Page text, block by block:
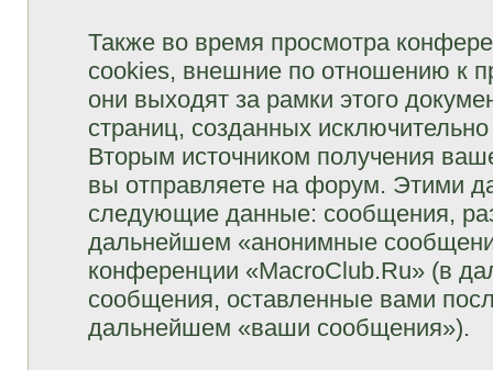
Также во время просмотра
cookies, внешние по отношению к
они выходят за рамки этого
страниц, созданных
Вторым источником получения
вы отправляете на форум. Этими
следующие данные: сообщения,
дальнейшем «анонимные
конференции «MacroClub.Ru» (в
сообщения, оставленные вами
дальнейшем «ваши сообщения»).